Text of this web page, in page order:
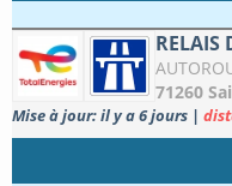
RELAIS
71260
Mise à jour: il y a 6 jours |